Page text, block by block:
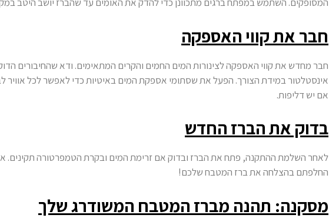
חבר את קווי האספקה
חבר מחדש את קווי האספקה לצינורות המים החמים והקרים המתאימים. ודא שהחיבורים
אינסטלטור במידת הצורך. הפעל את שסתומי אספקת המים באיטיות כדי לאפשר לכל אוויר
אם יש דליפות.
בדוק את הברז החדש
לאחר השלמת ההתקנה, פתח את הברז ובדוק אם זרימת המים ובקרת הטמפרטורה תקינים.
החלפתם בהצלחה את ברז המטבח שלכם!
מסקנה: תהנה מברז המטבח המשודרג שלך